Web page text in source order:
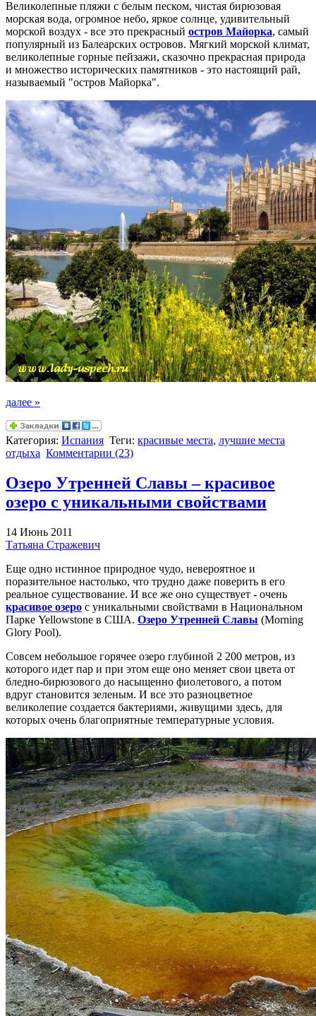
Великолепные пляжи с белым песком, чистая бирюзовая
морская вода, огромное небо, яркое солнце, удивительный
морской воздух - все это прекрасный остров Майорка, самый
популярный из Балеарских островов. Мягкий морской климат,
великолепные горные пейзажи, сказочно прекрасная природа
и множество исторических памятников - это настоящий рай,
называемый "остров Майорка".
далее »
Категория: Испания Теги: красивые места, лучшие места
отдыха Комментарии (23)
Озеро Утренней Славы – красивое
озеро с уникальными свойствами
14 Июнь 2011
Татьяна Стражевич
Еще одно истинное природное чудо, невероятное и
поразительное настолько, что трудно даже поверить в его
реальное существование. И все же оно существует - очень
красивое озеро с уникальными свойствами в Национальном
Парке Yellowstone в США. Озеро Утренней Славы (Morning
Glory Pool).
Совсем небольшое горячее озеро глубиной 2 200 метров, из
которого идет пар и при этом еще оно меняет свои цвета от
бледно-бирюзового до насыщенно фиолетового, а потом
вдруг становится зеленым. И все это разноцветное
великолепие создается бактериями, живущими здесь, для
которых очень благоприятные температурные условия.